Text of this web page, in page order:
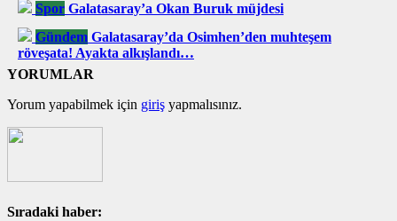
Spor Galatasaray’a Okan Buruk müjdesi
Gündem Galatasaray’da Osimhen’den muhteşem
röveşata! Ayakta alkışlandı…
YORUMLAR
Yorum yapabilmek için giriş yapmalısınız.
Sıradaki haber: